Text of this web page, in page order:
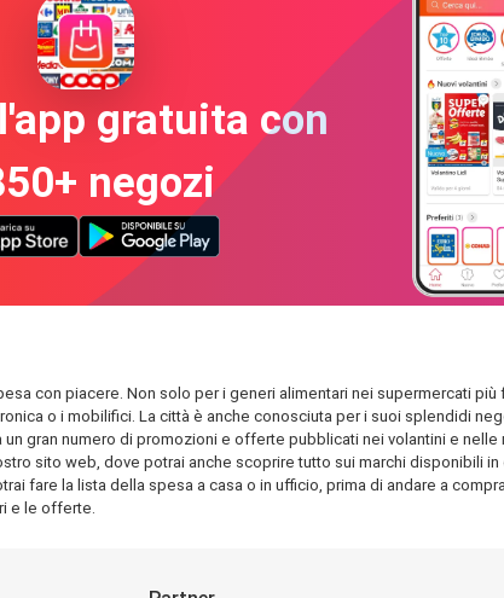
gratuita con
negozi
con piacere. Non solo per i generi alimentari nei supermercati
o i mobilifici. La città è anche conosciuta per i suoi splendidi
gran numero di promozioni e offerte pubblicati nei volantini e
sito web, dove potrai anche scoprire tutto sui marchi disponibili
fare la lista della spesa a casa o in ufficio, prima di andare a
e le offerte.